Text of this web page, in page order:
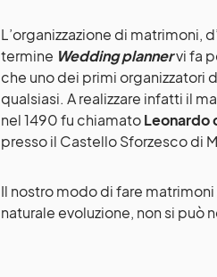
L’organizzazione di matrimoni,
termine Wedding plannervi fa
che uno dei primi organizzatori
qualsiasi. A realizzare infatti il
nel 1490 fu chiamatoLeonardo
presso il Castello Sforzesco di
Il nostro modo di fare
naturale evoluzione, non si può